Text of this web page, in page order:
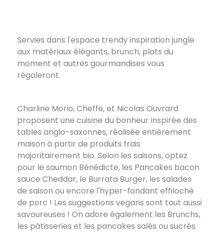
Servies dans l'espace trendy inspiration jungle
aux matériaux élégants, brunch, plats du
moment et autres gourmandises vous
régaleront.
Charline Morio, Cheffe, et Nicolas Ouvrard
proposent une cuisine du bonheur inspirée des
tables anglo-saxonnes, réalisée entièrement
maison à partir de produits frais
majoritairement bio. Selon les saisons, optez
pour le saumon Bénédicte, les Pancakes bacon
sauce Cheddar, le Burrata Burger, les salades
de saison ou encore l'hyper-fondant effiloché
de porc ! Les suggestions vegans sont tout aussi
savoureuses ! On adore également les Brunchs,
les pâtisseries et les pancakes salés ou sucrés.